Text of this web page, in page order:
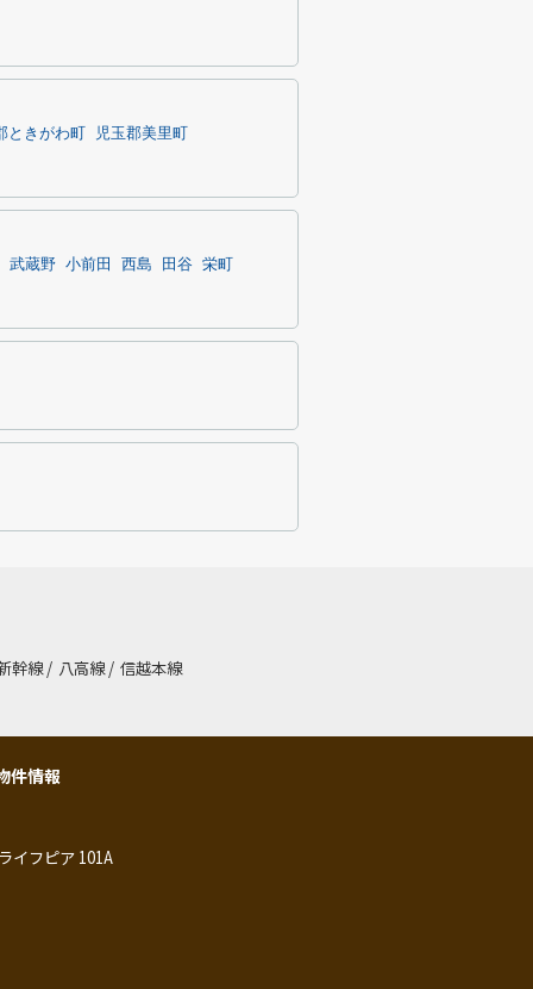
ときがわ町 児玉郡美里町
武蔵野 小前田 西島 田谷 栄町
幹線 / 八高線 / 信越本線
件情報
イフピア 101A